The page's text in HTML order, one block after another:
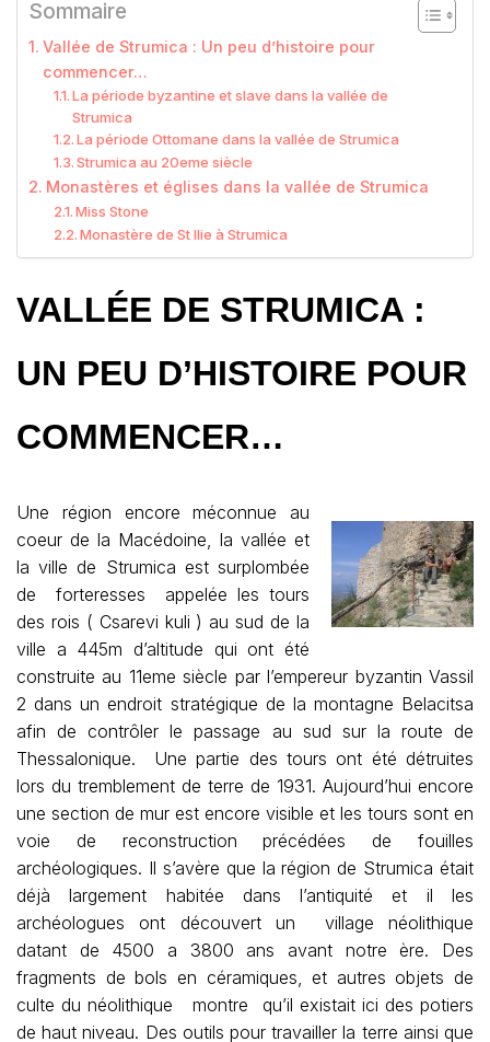
Sommaire
Vallée de Strumica : Un peu d’histoire pour
commencer…
La période byzantine et slave dans la vallée de
Strumica
La période Ottomane dans la vallée de Strumica
Strumica au 20eme siècle
Monastères et églises dans la vallée de Strumica
Miss Stone
Monastère de St Ilie à Strumica
VALLÉE DE STRUMICA :
UN PEU D’HISTOIRE POUR
COMMENCER…
Une région encore méconnue au
coeur de la Macédoine, la vallée et
la ville de Strumica est surplombée
de forteresses appelée les tours
des rois ( Csarevi kuli ) au sud de la
ville a 445m d’altitude qui ont été
construite au 11eme siècle par l’empereur byzantin Vassil
2 dans un endroit stratégique de la montagne Belacitsa
afin de contrôler le passage au sud sur la route de
Thessalonique. Une partie des tours ont été détruites
lors du tremblement de terre de 1931. Aujourd’hui encore
une section de mur est encore visible et les tours sont en
voie de reconstruction précédées de fouilles
archéologiques. Il s’avère que la région de Strumica était
déjà largement habitée dans l’antiquité et il les
archéologues ont découvert un village néolithique
datant de 4500 a 3800 ans avant notre ère. Des
fragments de bols en céramiques, et autres objets de
culte du néolithique montre qu’il existait ici des potiers
de haut niveau. Des outils pour travailler la terre ainsi que